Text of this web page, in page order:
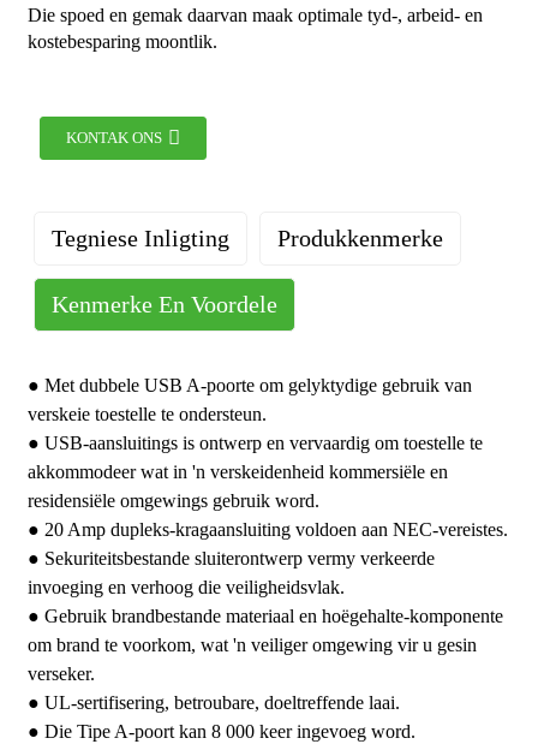
Die spoed en gemak daarvan maak optimale tyd-, arbeid- en
kostebesparing moontlik.
KONTAK ONS
Tegniese Inligting Produkkenmerke
Kenmerke En Voordele
● Met dubbele USB A-poorte om gelyktydige gebruik van
verskeie toestelle te ondersteun.
● USB-aansluitings is ontwerp en vervaardig om toestelle te
akkommodeer wat in 'n verskeidenheid kommersiële en
residensiële omgewings gebruik word.
● 20 Amp dupleks-kragaansluiting voldoen aan NEC-vereistes.
● Sekuriteitsbestande sluiterontwerp vermy verkeerde
invoeging en verhoog die veiligheidsvlak.
● Gebruik brandbestande materiaal en hoëgehalte-komponente
om brand te voorkom, wat 'n veiliger omgewing vir u gesin
verseker.
● UL-sertifisering, betroubare, doeltreffende laai.
● Die Tipe A-poort kan 8 000 keer ingevoeg word.